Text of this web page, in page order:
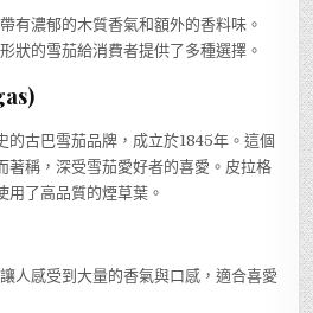
有濃郁的木質香氣和額外的香料味。
狀的雪茄給消費者提供了多種選擇。
的古巴雪茄品牌，成立於1845年。這個
著稱，深受雪茄愛好者的喜愛。皮拉格
用了高品質的煙草葉。
人感受到大量的香氣與口感，適合喜愛